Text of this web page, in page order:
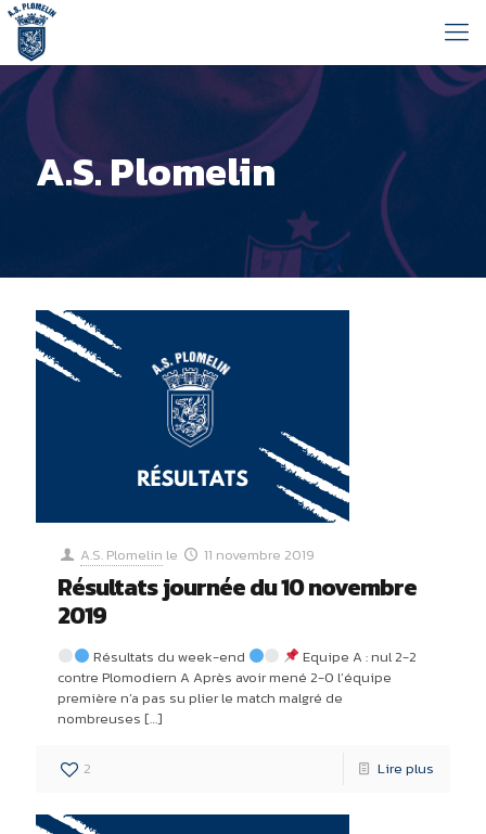
A.S. Plomelin
A.S. Plomelin le 11 novembre 2019
Résultats journée du 10 novembre
2019
Résultats du week-end
Equipe A : nul 2-2
contre Plomodiern A Après avoir mené 2-0 l’équipe
première n’a pas su plier le match malgré de
nombreuses […]
2 Lire plus